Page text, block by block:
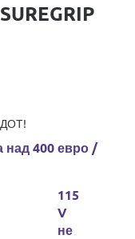
ДОТ!
над 400 евро /
115
V
не